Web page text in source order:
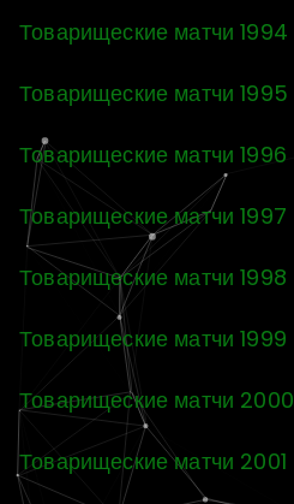
Товарищеские матчи 1994
Товарищеские матчи 1995
Товарищеские матчи 1996
Товарищеские матчи 1997
Товарищеские матчи 1998
Товарищеские матчи 1999
Товарищеские матчи 2000
Товарищеские матчи 2001